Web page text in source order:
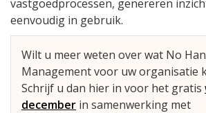
vastgoedprocessen, genereren
eenvoudig in gebruik.
Wilt u meer weten over wat No
Management voor uw organisatie
Schrijf u dan hier in voor het gratis
december in samenwerking met